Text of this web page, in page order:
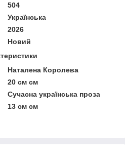
504
Українська
2026
Новий
Наталена Королева
20 см см
Сучасна українська проза
13 см см